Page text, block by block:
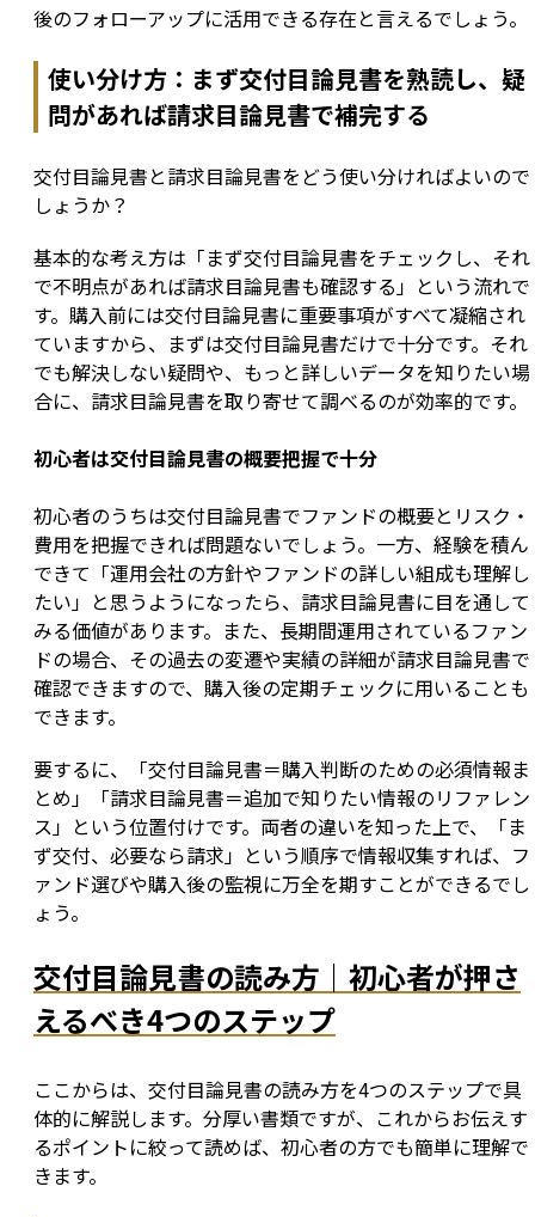
後のフォローアップに活用できる存在と言えるでしょう。
使い分け方：まず交付目論見書を熟読し、疑
問があれば請求目論見書で補完する
交付目論見書と請求目論見書をどう使い分ければよいので
しょうか？
基本的な考え方は「まず交付目論見書をチェックし、それ
で不明点があれば請求目論見書も確認する」という流れで
す。購入前には交付目論見書に重要事項がすべて凝縮され
ていますから、まずは交付目論見書だけで十分です。それ
でも解決しない疑問や、もっと詳しいデータを知りたい場
合に、請求目論見書を取り寄せて調べるのが効率的です。
初心者は交付目論見書の概要把握で十分
初心者のうちは交付目論見書でファンドの概要とリスク・
費用を把握できれば問題ないでしょう。一方、経験を積ん
できて「運用会社の方針やファンドの詳しい組成も理解し
たい」と思うようになったら、請求目論見書に目を通して
みる価値があります。また、長期間運用されているファン
ドの場合、その過去の変遷や実績の詳細が請求目論見書で
確認できますので、購入後の定期チェックに用いることも
できます。
要するに、「交付目論見書＝購入判断のための必須情報ま
とめ」「請求目論見書＝追加で知りたい情報のリファレン
ス」という位置付けです。両者の違いを知った上で、「ま
ず交付、必要なら請求」という順序で情報収集すれば、フ
ァンド選びや購入後の監視に万全を期すことができるでし
ょう。
交付目論見書の読み方｜初心者が押さ
えるべき4つのステップ
ここからは、交付目論見書の読み方を4つのステップで具
体的に解説します。分厚い書類ですが、これからお伝えす
るポイントに絞って読めば、初心者の方でも簡単に理解で
きます。